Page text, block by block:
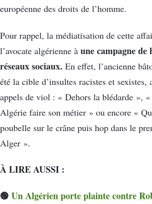
européenne des droits de l’homme.
Pour rappel, la médiatisation de cette
l’avocate algérienne à une campagne de
réseaux sociaux. En effet, l’ancienne
été la cible d’insultes racistes et sexistes,
appels de viol : « Dehors la blédarde »,
Algérie faire son métier » ou encore «
poubelle sur le crâne puis hop dans le
Alger ».
À LIRE AUSSI :
🟢 Un Algérien porte plainte contre